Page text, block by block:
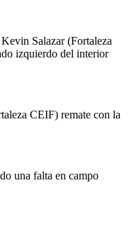
Salazar (Fortaleza
izquierdo del interior
CEIF) remate con la
una falta en campo